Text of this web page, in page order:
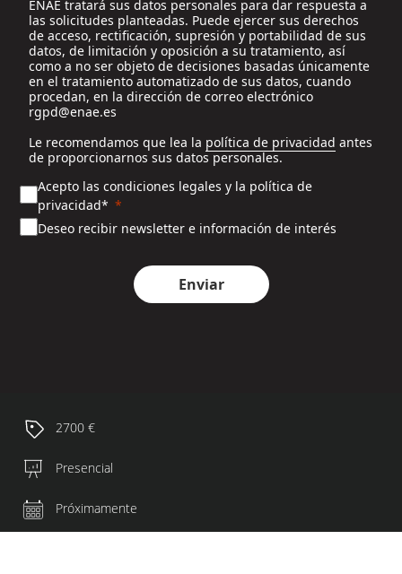
e
c
t
e
d
ENAE tratará sus datos personales para dar respuesta a
las solicitudes planteadas. Puede ejercer sus derechos
de acceso, rectificación, supresión y portabilidad de sus
datos, de limitación y oposición a su tratamiento, así
como a no ser objeto de decisiones basadas únicamente
en el tratamiento automatizado de sus datos, cuando
procedan, en la dirección de correo electrónico
rgpd@enae.es
Le recomendamos que lea la política de privacidad antes
de proporcionarnos sus datos personales.
Acepto las condiciones legales y la política de
privacidad*
Deseo recibir newsletter e información de interés
Enviar
2700 €
Presencial
Próximamente